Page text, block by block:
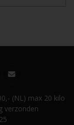
(NL) max 20 kilo
verzonden